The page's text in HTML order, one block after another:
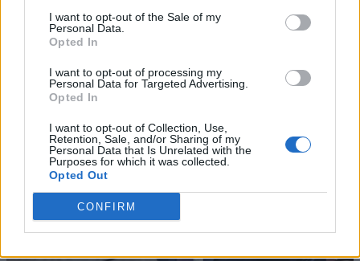
I want to opt-out of the Sale of my
Personal Data.
Opted In
I want to opt-out of processing my
Personal Data for Targeted Advertising.
Opted In
I want to opt-out of Collection, Use,
Retention, Sale, and/or Sharing of my
Personal Data that Is Unrelated with the
Purposes for which it was collected.
Opted Out
CONFIRM